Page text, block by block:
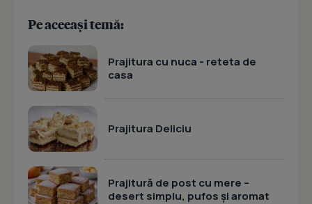
Pe aceeași temă:
Prajitura cu nuca - reteta de
casa
Prajitura Deliciu
Prajitură de post cu mere –
desert simplu, pufos și aromat